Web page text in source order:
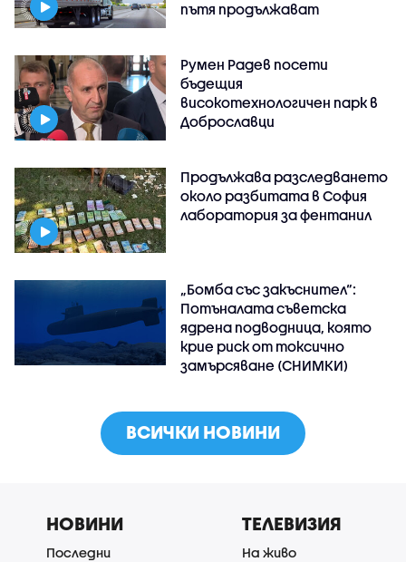
пътя продължават
Румен Радев посети
бъдещия
високотехнологичен парк в
Доброславци
Продължава разследването
около разбитата в София
лаборатория за фентанил
„Бомба със закъснител“:
Потъналата съветска
ядрена подводница, която
крие риск от токсично
замърсяване (СНИМКИ)
ВСИЧКИ НОВИНИ
НОВИНИ
Последни
ТЕЛЕВИЗИЯ
На живо